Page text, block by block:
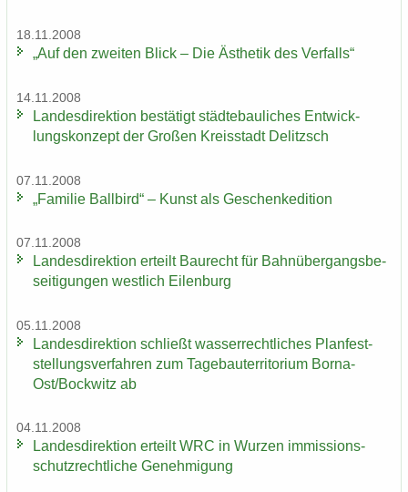
18.11.2008
„Auf den zwei­ten Blick – Die Äs­the­tik des Ver­falls“
14.11.2008
Lan­des­di­rek­ti­on be­stä­tigt städ­te­bau­li­ches Ent­wick­
lungs­kon­zept der Gro­ßen Kreis­stadt De­litzsch
07.11.2008
„Fa­mi­lie Ball­bird“ – Kunst als Ge­schen­ke­di­ti­on
07.11.2008
Lan­des­di­rek­ti­on er­teilt Bau­recht für Bahn­über­gangs­be­
sei­ti­gun­gen west­lich Ei­len­burg
05.11.2008
Lan­des­di­rek­ti­on schließt was­ser­recht­li­ches Plan­fest­
stel­lungs­ver­fah­ren zum Ta­ge­bau­ter­ri­to­ri­um Borna-​
Ost/Bock­witz ab
04.11.2008
Lan­des­di­rek­ti­on er­teilt WRC in Wur­zen im­mis­si­ons­
schutz­recht­li­che Ge­neh­mi­gung